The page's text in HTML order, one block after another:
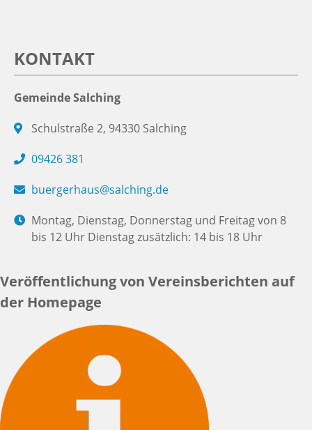
KONTAKT
Gemeinde Salching
Schulstraße 2, 94330 Salching
09426 381
buergerhaus@salching.de
Montag, Dienstag, Donnerstag und Freitag von 8
bis 12 Uhr Dienstag zusätzlich: 14 bis 18 Uhr
Veröffentlichung von Vereinsberichten auf
der Homepage